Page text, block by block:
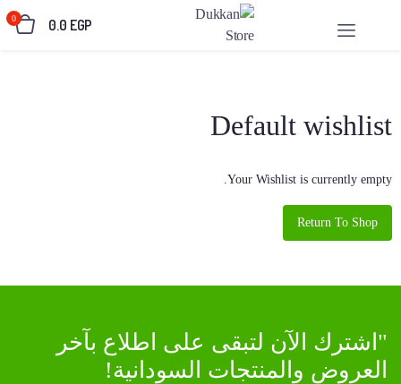
0.0 EGP
0
Default wishlist
Your Wishlist is currently empty.
Return To Shop
"اشترك الآن لتبقى على اطلاع بآخر
العروض والمنتجات السودانية!